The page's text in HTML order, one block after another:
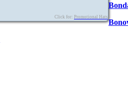
Click for: Promotional Hats